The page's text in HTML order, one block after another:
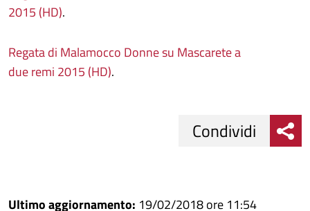
2015 (HD).
Regata di Malamocco Donne su Mascarete a
due remi 2015 (HD).
su
Condividi
Condividi
Ultimo aggiornamento: 19/02/2018 ore 11:54